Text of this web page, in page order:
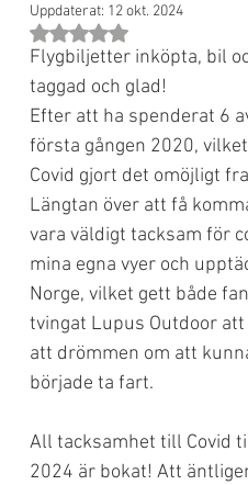
Uppdaterat: 12 okt. 2024
Betygsatt till NaN av 5
Flygbiljetter inköpta, bil
taggad och glad!
Efter att ha spenderat 6
första gången 2020,
Covid gjort det omöjligt
Längtan över att få
vara väldigt tacksam för
mina egna vyer och
Norge, vilket gett både
tvingat Lupus Outdoor
att drömmen om att
började ta fart.
All tacksamhet till Covid
2024 är bokat! Att